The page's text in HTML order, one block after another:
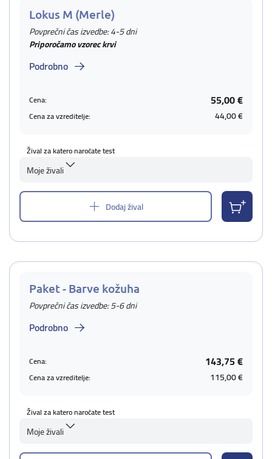
Lokus M (Merle)
Povprečni čas izvedbe: 4-5 dni
Priporočamo vzorec krvi
Podrobno
Cena: 55,00 €
Cena za vzreditelje: 44,00 €
Žival za katero naročate test
Moje živali
Dodaj žival
Paket - Barve kožuha
Povprečni čas izvedbe: 5-6 dni
Podrobno
Cena: 143,75 €
Cena za vzreditelje: 115,00 €
Žival za katero naročate test
Moje živali